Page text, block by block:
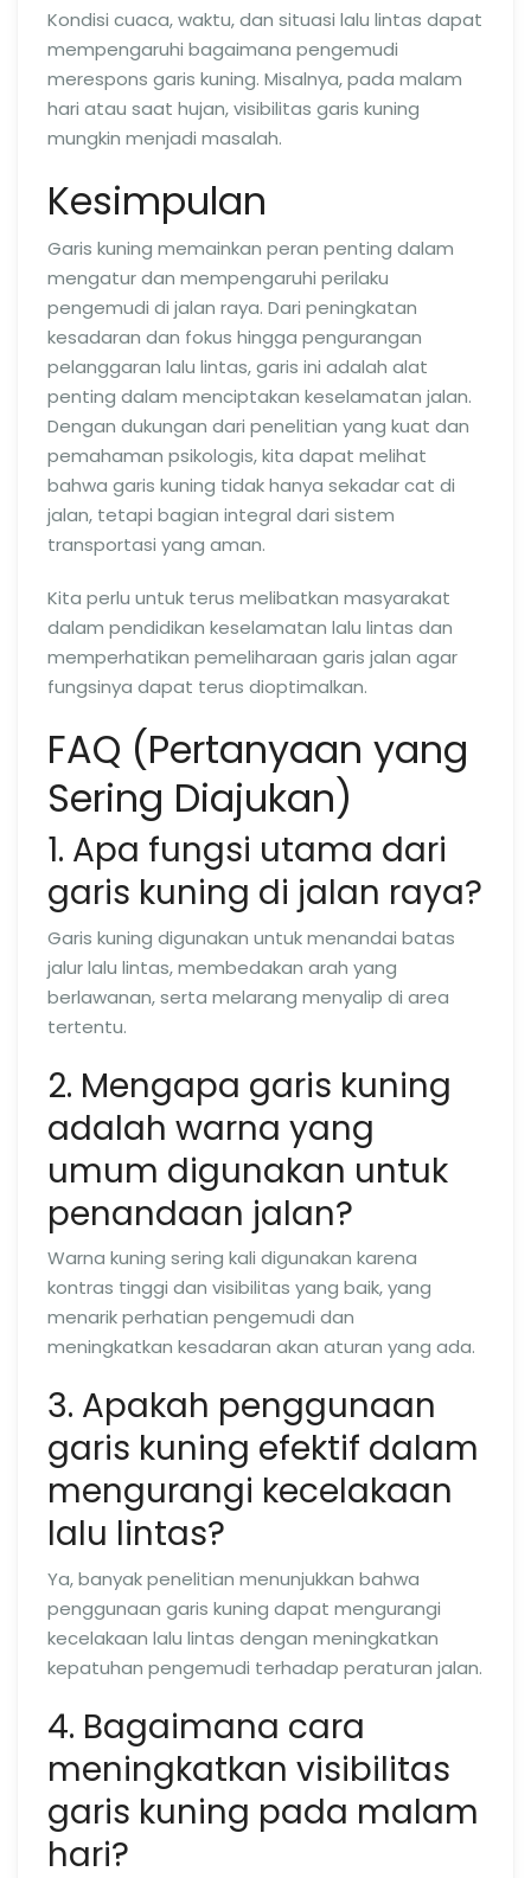
Kondisi cuaca, waktu, dan situasi lalu lintas dapat
mempengaruhi bagaimana pengemudi
merespons garis kuning. Misalnya, pada malam
hari atau saat hujan, visibilitas garis kuning
mungkin menjadi masalah.
Kesimpulan
Garis kuning memainkan peran penting dalam
mengatur dan mempengaruhi perilaku
pengemudi di jalan raya. Dari peningkatan
kesadaran dan fokus hingga pengurangan
pelanggaran lalu lintas, garis ini adalah alat
penting dalam menciptakan keselamatan jalan.
Dengan dukungan dari penelitian yang kuat dan
pemahaman psikologis, kita dapat melihat
bahwa garis kuning tidak hanya sekadar cat di
jalan, tetapi bagian integral dari sistem
transportasi yang aman.
Kita perlu untuk terus melibatkan masyarakat
dalam pendidikan keselamatan lalu lintas dan
memperhatikan pemeliharaan garis jalan agar
fungsinya dapat terus dioptimalkan.
FAQ (Pertanyaan yang
Sering Diajukan)
1. Apa fungsi utama dari
garis kuning di jalan raya?
Garis kuning digunakan untuk menandai batas
jalur lalu lintas, membedakan arah yang
berlawanan, serta melarang menyalip di area
tertentu.
2. Mengapa garis kuning
adalah warna yang
umum digunakan untuk
penandaan jalan?
Warna kuning sering kali digunakan karena
kontras tinggi dan visibilitas yang baik, yang
menarik perhatian pengemudi dan
meningkatkan kesadaran akan aturan yang ada.
3. Apakah penggunaan
garis kuning efektif dalam
mengurangi kecelakaan
lalu lintas?
Ya, banyak penelitian menunjukkan bahwa
penggunaan garis kuning dapat mengurangi
kecelakaan lalu lintas dengan meningkatkan
kepatuhan pengemudi terhadap peraturan jalan.
4. Bagaimana cara
meningkatkan visibilitas
garis kuning pada malam
hari?